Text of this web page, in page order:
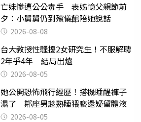
亡妹慘遭公公毒手 表姊憶父親節前
夕：小舅舅仍到殯儀館陪她說話
2026-08-08
台大教授性騷擾2女研究生！不服解聘
2年爭4年 結局出爐
2026-08-05
她公開恐怖飛行經歷！搭機睡醒褲子
濕了 鄰座男趁熟睡猥褻還疑留體液
2026-08-05